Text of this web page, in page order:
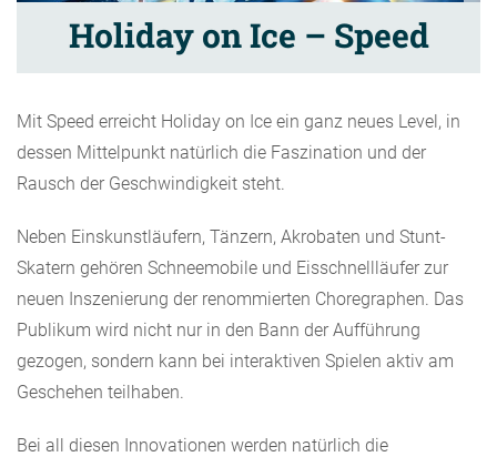
Holiday on Ice – Speed
Mit Speed erreicht Holiday on Ice ein ganz neues Level, in
dessen Mittelpunkt natürlich die Faszination und der
Rausch der Geschwindigkeit steht.
Neben Einskunstläufern, Tänzern, Akrobaten und Stunt-
Skatern gehören Schneemobile und Eisschnellläufer zur
neuen Inszenierung der renommierten Choregraphen. Das
Publikum wird nicht nur in den Bann der Aufführung
gezogen, sondern kann bei interaktiven Spielen aktiv am
Geschehen teilhaben.
Bei all diesen Innovationen werden natürlich die